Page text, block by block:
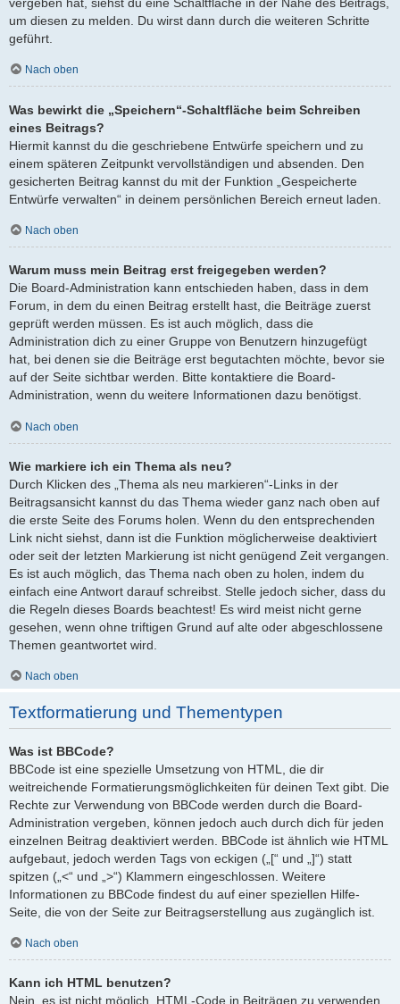
um diesen zu melden. Du wirst dann durch die weiteren Schritte
geführt.
Nach oben
Was bewirkt die „Speichern“-Schaltfläche beim Schreiben
eines Beitrags?
Hiermit kannst du die geschriebene Entwürfe speichern und zu
einem späteren Zeitpunkt vervollständigen und absenden. Den
gesicherten Beitrag kannst du mit der Funktion „Gespeicherte
Entwürfe verwalten“ in deinem persönlichen Bereich erneut laden.
Nach oben
Warum muss mein Beitrag erst freigegeben werden?
Die Board-Administration kann entschieden haben, dass in dem
Forum, in dem du einen Beitrag erstellt hast, die Beiträge zuerst
geprüft werden müssen. Es ist auch möglich, dass die
Administration dich zu einer Gruppe von Benutzern hinzugefügt
hat, bei denen sie die Beiträge erst begutachten möchte, bevor sie
auf der Seite sichtbar werden. Bitte kontaktiere die Board-
Administration, wenn du weitere Informationen dazu benötigst.
Nach oben
Wie markiere ich ein Thema als neu?
Durch Klicken des „Thema als neu markieren“-Links in der
Beitragsansicht kannst du das Thema wieder ganz nach oben auf
die erste Seite des Forums holen. Wenn du den entsprechenden
Link nicht siehst, dann ist die Funktion möglicherweise deaktiviert
oder seit der letzten Markierung ist nicht genügend Zeit vergangen.
Es ist auch möglich, das Thema nach oben zu holen, indem du
einfach eine Antwort darauf schreibst. Stelle jedoch sicher, dass du
die Regeln dieses Boards beachtest! Es wird meist nicht gerne
gesehen, wenn ohne triftigen Grund auf alte oder abgeschlossene
Themen geantwortet wird.
Nach oben
Textformatierung und Thementypen
Was ist BBCode?
BBCode ist eine spezielle Umsetzung von HTML, die dir
weitreichende Formatierungsmöglichkeiten für deinen Text gibt. Die
Rechte zur Verwendung von BBCode werden durch die Board-
Administration vergeben, können jedoch auch durch dich für jeden
einzelnen Beitrag deaktiviert werden. BBCode ist ähnlich wie HTML
aufgebaut, jedoch werden Tags von eckigen („[“ und „]“) statt
spitzen („<“ und „>“) Klammern eingeschlossen. Weitere
Informationen zu BBCode findest du auf einer speziellen Hilfe-
Seite, die von der Seite zur Beitragserstellung aus zugänglich ist.
Nach oben
Kann ich HTML benutzen?
Nein, es ist nicht möglich, HTML-Code in Beiträgen zu verwenden.